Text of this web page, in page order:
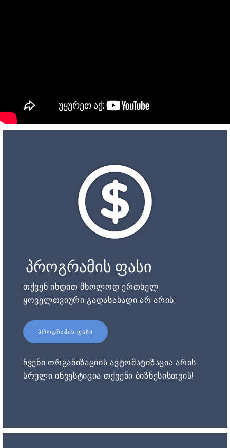
პროგრამის ფასი
თქვენ იხდით მხოლოდ ერთხელ.
ყოველთვიური გადასახადი არ არის!
ᲞᲠᲝᲒᲠᲐᲛᲘᲡ ᲤᲐᲡᲘ
ჩვენი ორგანიზაციის ავტომატიზაცია არის
სრული ინვესტიცია თქვენი ბიზნესისთვის!